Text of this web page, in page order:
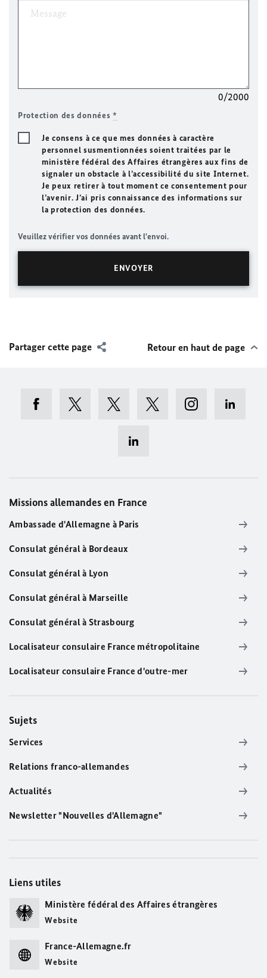
0/2000
Protection des données*
Je consens à ce que mes données à caractère
personnel susmentionnées soient traitées par le
ministère fédéral des Affaires étrangères aux fins de
signaler un obstacle à l’accessibilité du site Internet.
Je peux retirer à tout moment ce consentement pour
l’avenir. J’ai pris connaissance des informations sur
la protection des données.
Veuillez vérifier vos données avant l'envoi.
Partager cette page Retour en haut de page
Missions allemandes en France
Ambassade d'Allemagne à Paris
Consulat général à Bordeaux
Consulat général à Lyon
Consulat général à Marseille
Consulat général à Strasbourg
Localisateur consulaire France métropolitaine
Localisateur consulaire France d'outre-mer
Sujets
Services
Relations franco-allemandes
Actualités
Newsletter "Nouvelles d'Allemagne"
Liens utiles
Ministère fédéral des Affaires étrangères
Website
France-Allemagne.fr
Website